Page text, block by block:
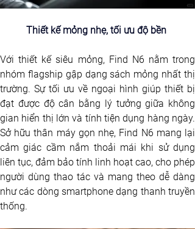
Thiết kế mỏng nhẹ, tối ưu độ bền
Với thiết kế siêu mỏng, Find N6 nằm trong
nhóm flagship gập dạng sách mỏng nhất thị
trường. Sự tối ưu về ngoại hình giúp thiết bị
đạt được độ cân bằng lý tưởng giữa không
gian hiển thị lớn và tính tiện dụng hàng ngày.
Sở hữu thân máy gọn nhẹ, Find N6 mang lại
cảm giác cầm nắm thoải mái khi sử dụng
liên tục, đảm bảo tính linh hoạt cao, cho phép
người dùng thao tác và mang theo dễ dàng
như các dòng smartphone dạng thanh truyền
thống.